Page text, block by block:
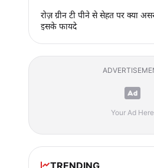
रोज़ ग्रीन टी पीने से सेहत पर क्या
इसके फायदे
Your Ad Here
TRENDING